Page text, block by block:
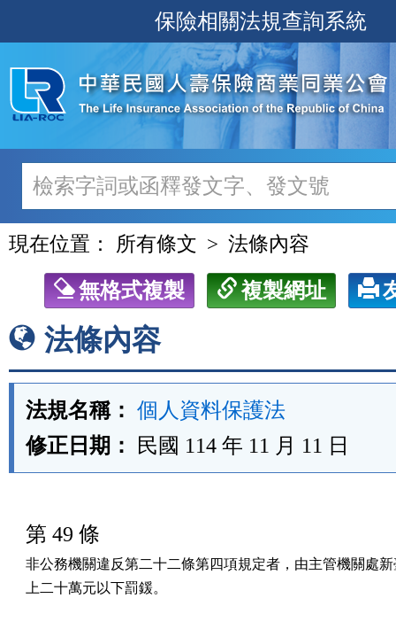
至
主
內
容
保險相關法規查詢系統
現在位置： 所有條文 法條內容
無格式複製 複製網址
法條內容
法規名稱： 個人資料保護法
修正日期：
民國 114 年 11 月 11 日
第 49 條
非公務機關違反第二十二條第四項規定者，由主管機關處
上二十萬元以下罰鍰。